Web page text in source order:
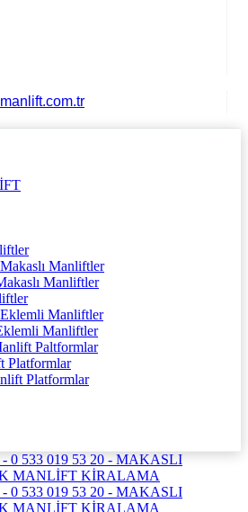
Manliftler
Manliftler
Manliftler
Manliftler
Paltformlar
Platformlar
Platformlar